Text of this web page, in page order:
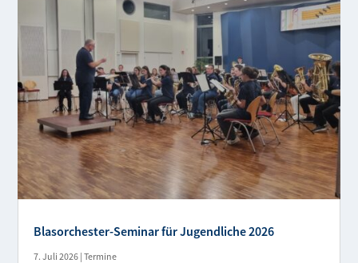
Blasorchester-Seminar für Jugendliche 2026
7. Juli 2026 |Termine